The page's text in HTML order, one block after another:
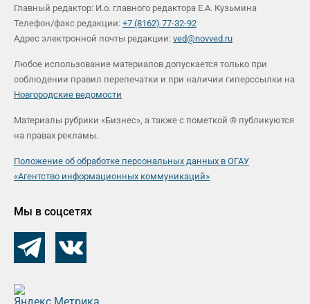
Главный редактор: И.о. главного редактора Е.А. Кузьмина
Телефон/факс редакции: +7 (8162) 77-32-92
Адрес электронной почты редакции: ved@novved.ru
Любое использование материалов допускается только при
соблюдении правил перепечатки и при наличии гиперссылки на
Новгородские ведомости
Материалы рубрики «Бизнес», а также с пометкой ® публикуются
на правах рекламы.
Положение об обработке персональных данных в ОГАУ
«Агентство информационных коммуникаций»
Мы в соцсетях